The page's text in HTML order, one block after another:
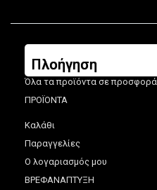
Πλοήγηση
Όλα τα προϊόντα σε προσφορά
ΠΡΟΪΟΝΤΑ
Καλάθι
Παραγγελίες
Ο λογαριασμός μου
ΒΡΕΦΑΝΑΠΤΥΞΗ